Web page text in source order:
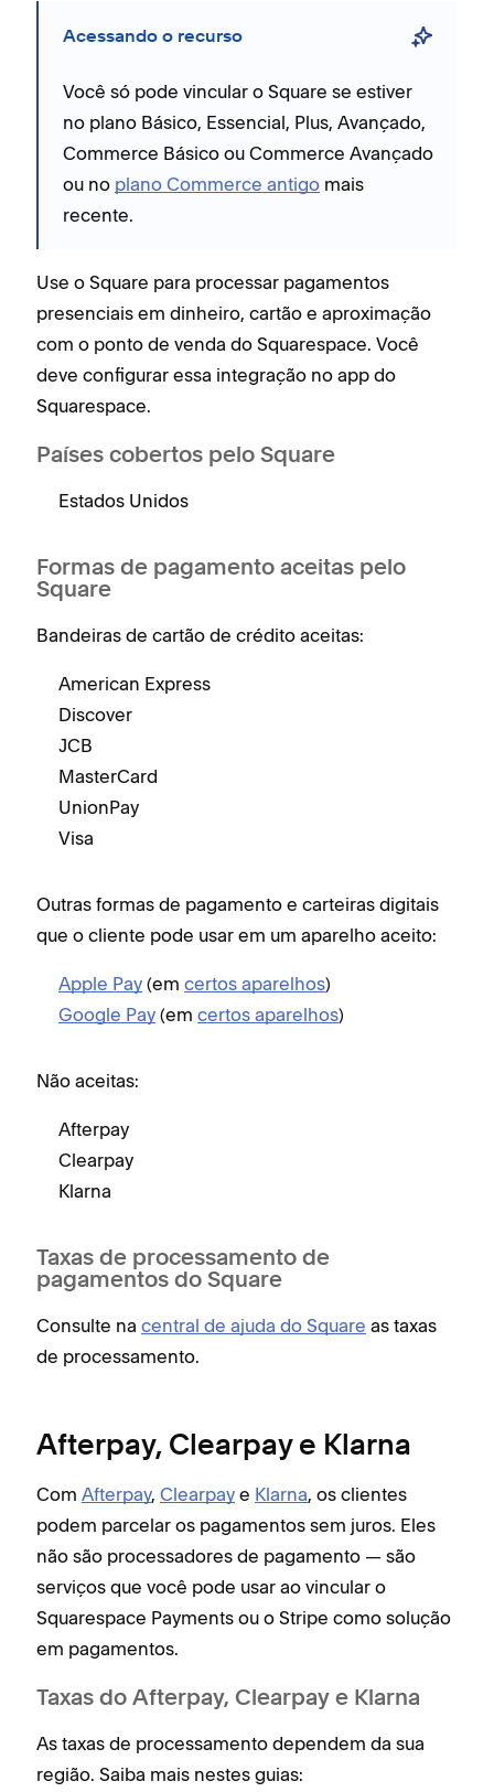
Acessando o recurso
Você só pode vincular o Square se estiver
no plano Básico, Essencial, Plus, Avançado,
Commerce Básico ou Commerce Avançado
ou no plano Commerce antigo mais
recente.
Use o Square para processar pagamentos
presenciais em dinheiro, cartão e aproximação
com o ponto de venda do Squarespace. Você
deve configurar essa integração no app do
Squarespace.
Países cobertos pelo Square
Estados Unidos
Formas de pagamento aceitas pelo
Square
Bandeiras de cartão de crédito aceitas:
American Express
Discover
JCB
MasterCard
UnionPay
Visa
Outras formas de pagamento e carteiras digitais
que o cliente pode usar em um aparelho aceito:
Apple Pay (em certos aparelhos)
Google Pay (em certos aparelhos)
Não aceitas:
Afterpay
Clearpay
Klarna
Taxas de processamento de
pagamentos do Square
Consulte na central de ajuda do Square as taxas
de processamento.
Afterpay, Clearpay e Klarna
Com Afterpay, Clearpay e Klarna, os clientes
podem parcelar os pagamentos sem juros. Eles
não são processadores de pagamento — são
serviços que você pode usar ao vincular o
Squarespace Payments ou o Stripe como solução
em pagamentos.
Taxas do Afterpay, Clearpay e Klarna
As taxas de processamento dependem da sua
região. Saiba mais nestes guias: